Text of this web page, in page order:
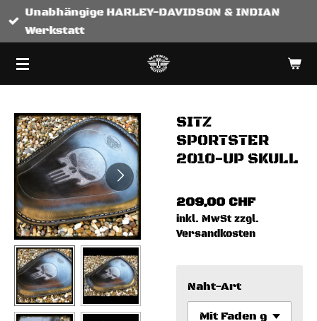
Zum
Hauptinhalt
Unabhängige HARLEY-DAVIDSON & INDIAN
Werkstatt
SITZ
SPORTSTER
2010-UP SKULL
209,00 CHF
inkl. MwSt zzgl.
Versandkosten
Naht-Art